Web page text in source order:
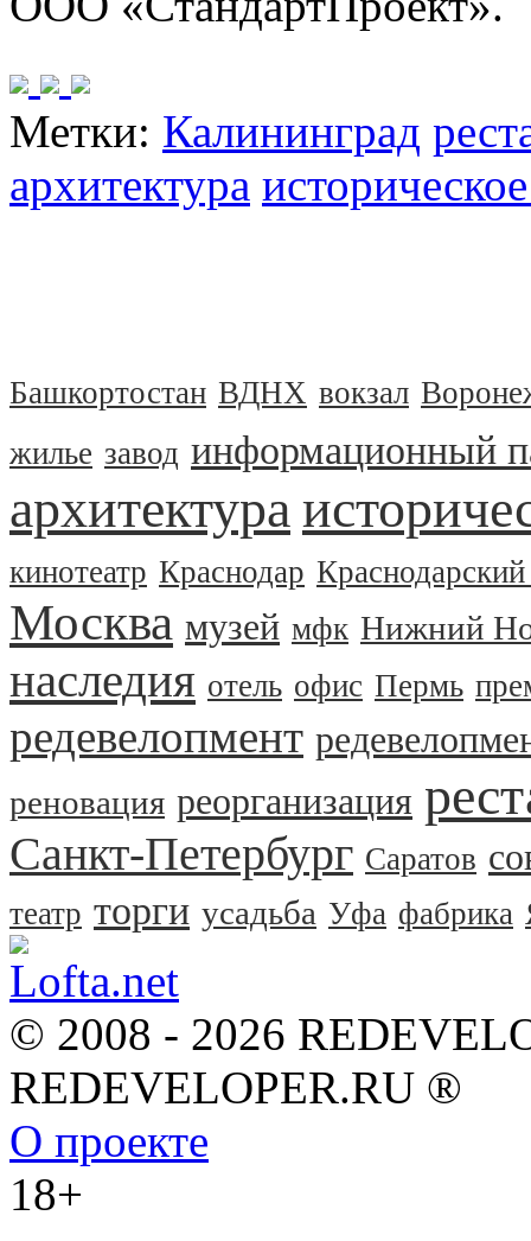
Метки: Калининград
архитектура
Башкортостан ВДНХ вокзал
жилье завод информационный
архитектура
кинотеатр Краснодар
Москва музей мфк Нижний
наследия отель офис Пермь
редевелопмент
реновация реорганизация
Санкт-Петербург Саратов
театр торги усадьба Уфа фабрика
© 2008 - 2026
REDEVELOPER.RU ®
О проекте
18+